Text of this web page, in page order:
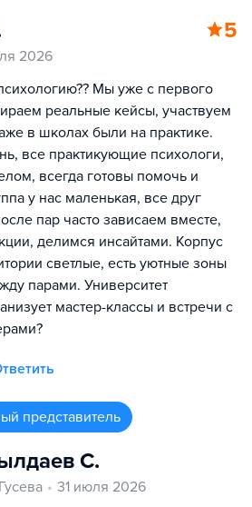
5
2026
Мы уже с первого
реальные кейсы, участвуем
в школах были на практике.
все практикующие психологи,
всегда готовы помочь и
у нас маленькая, все друг
пар часто зависаем вместе,
делимся инсайтами. Корпус
светлые, есть уютные зоны
парами. Университет
мастер-классы и встречи с
представитель
С.
31 июля 2026